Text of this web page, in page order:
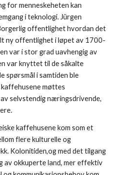
for menneskeheten kan
i teknologi. Jürgen
offentlighet hvordan det
ny offentlighet i løpet av 1700-
var i stor grad uavhengig av
var knyttet til de såkalte
spørsmål i samtiden ble
møttes
selvstendig næringsdrivende,
kaffehusene kom som et
flere kulturelle og
Kolonitiden,og med det tilgang
av okkuperte land, mer effektiv